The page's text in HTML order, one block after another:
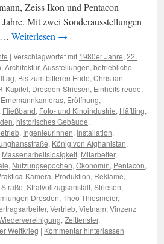
Zeiss Ikon und Pentacon
Mit zwei Sonderausstellungen
… Weiterlesen →
| Verschlagwortet mit 1980er Jahre, 22.
, Architektur, Ausstellungen, betriebliche
, Bis zum bitteren Ende, Christian
Kapitel, Dresden-Striesen, Einheitsfreude,
Ernemannkameras, Eröffnung,
Fließband, Foto- und Kinoindustrie, Häftling,
, historisches Gebäude,
, Ingenieurinnen, Installation,
, König von Afghanistan,
Massenarbeitslosigkeit, Mitarbeiter,
, Nutzungsepochen, Ökonomin, Pentacon,
Kamera, Produktion, Reklame,
, Strafvollzugsanstalt, Striesen,
Dresden, Theo Thiesmeier,
, Vertrieb, Vietnam, Vinzenz
, Zeitfenster,
Weltkrieg | Kommentar hinterlassen